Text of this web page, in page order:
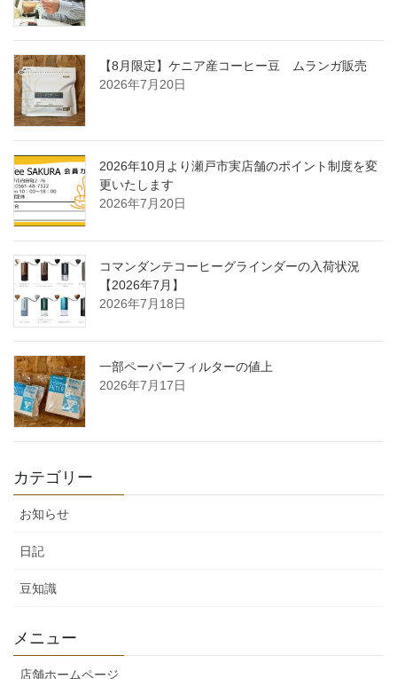
【8月限定】ケニア産コーヒー豆 ムランガ販売
2026年7月20日
2026年10月より瀬戸市実店舗のポイント制度を変
更いたします
2026年7月20日
コマンダンテコーヒーグラインダーの入荷状況
【2026年7月】
2026年7月18日
一部ペーパーフィルターの値上
2026年7月17日
カテゴリー
お知らせ
日記
豆知識
メニュー
店舗ホームページ